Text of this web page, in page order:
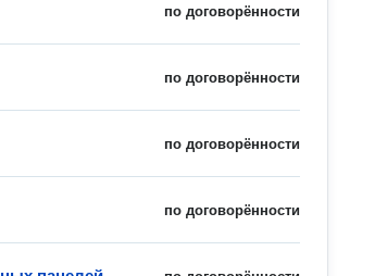
по договорённости
по договорённости
по договорённости
по договорённости